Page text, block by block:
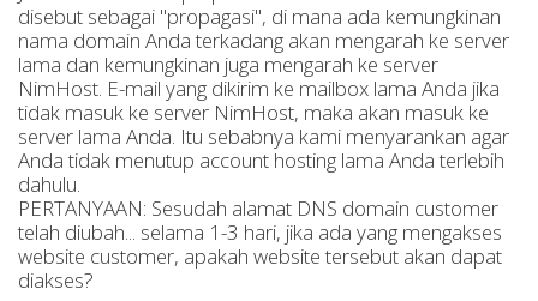
disebut sebagai "propagasi", di mana ada kemungkinan
nama domain Anda terkadang akan mengarah ke server
lama dan kemungkinan juga mengarah ke server
NimHost. E-mail yang dikirim ke mailbox lama Anda jika
tidak masuk ke server NimHost, maka akan masuk ke
server lama Anda. Itu sebabnya kami menyarankan agar
Anda tidak menutup account hosting lama Anda terlebih
dahulu.
PERTANYAAN: Sesudah alamat DNS domain customer
telah diubah... selama 1-3 hari, jika ada yang mengakses
website customer, apakah website tersebut akan dapat
diakses?